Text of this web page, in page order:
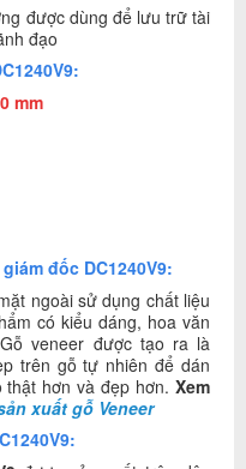
được dùng để lưu trữ tài
đạo
mm
đốc DC1240V9:
ngoài sử dụng chất liệu
có kiểu dáng, hoa văn
veneer được tạo ra là
trên gỗ tự nhiên để dán
hơn và đẹp hơn. Xem
xuất gỗ Veneer